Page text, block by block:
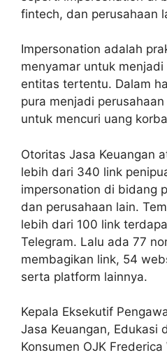
fintech, dan perusahaan
Impersonation adalah
menyamar untuk
entitas tertentu. Dalam
pura menjadi
untuk mencuri uang
Otoritas Jasa Keuangan
lebih dari 340 link
impersonation di bidang
dan perusahaan lain.
lebih dari 100 link
Telegram. Lalu ada 77
membagikan link, 54
serta platform lainnya.
Kepala Eksekutif
Jasa Keuangan, Edukasi
Konsumen OJK